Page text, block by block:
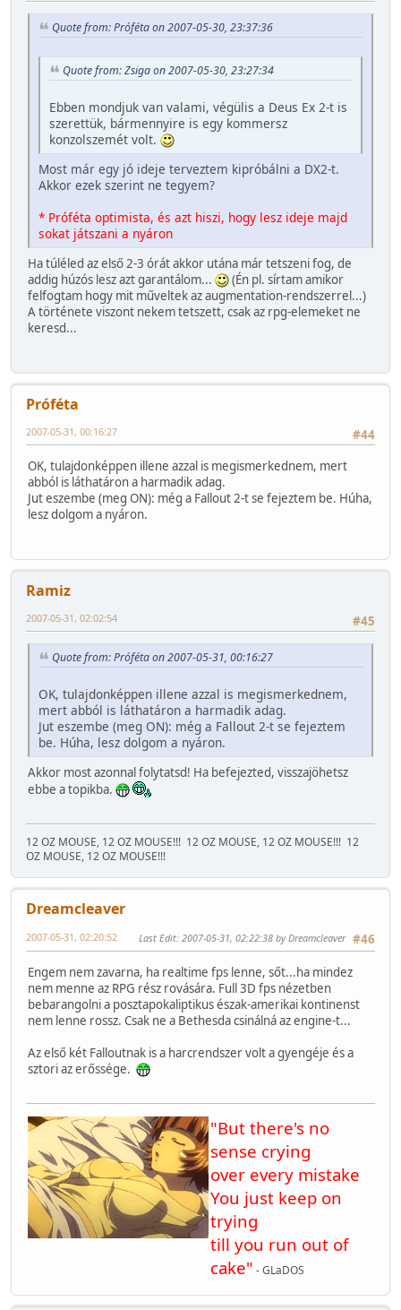
Quote from: Próféta on 2007-05-30, 23:37:36
Quote from: Zsiga on 2007-05-30, 23:27:34
Ebben mondjuk van valami, végülis a Deus Ex 2-t is
szerettük, bármennyire is egy kommersz
konzolszemét volt.
Most már egy jó ideje terveztem kipróbálni a DX2-t.
Akkor ezek szerint ne tegyem?
* Próféta optimista, és azt hiszi, hogy lesz ideje majd
sokat játszani a nyáron
Ha túléled az első 2-3 órát akkor utána már tetszeni fog, de
addig húzós lesz azt garantálom...
(Én pl. sírtam amikor
felfogtam hogy mit műveltek az augmentation-rendszerrel...)
A története viszont nekem tetszett, csak az rpg-elemeket ne
keresd...
Próféta
#44
2007-05-31, 00:16:27
OK, tulajdonképpen illene azzal is megismerkednem, mert
abból is láthatáron a harmadik adag.
Jut eszembe (meg ON): még a Fallout 2-t se fejeztem be. Húha,
lesz dolgom a nyáron.
Ramiz
#45
2007-05-31, 02:02:54
Quote from: Próféta on 2007-05-31, 00:16:27
OK, tulajdonképpen illene azzal is megismerkednem,
mert abból is láthatáron a harmadik adag.
Jut eszembe (meg ON): még a Fallout 2-t se fejeztem
be. Húha, lesz dolgom a nyáron.
Akkor most azonnal folytatsd! Ha befejezted, visszajöhetsz
ebbe a topikba.
12 OZ MOUSE, 12 OZ MOUSE!!! 12 OZ MOUSE, 12 OZ MOUSE!!! 12
OZ MOUSE, 12 OZ MOUSE!!!
Dreamcleaver
#46
2007-05-31, 02:20:52 Last Edit: 2007-05-31, 02:22:38 by Dreamcleaver
Engem nem zavarna, ha realtime fps lenne, sőt...ha mindez
nem menne az RPG rész rovására. Full 3D fps nézetben
bebarangolni a posztapokaliptikus észak-amerikai kontinenst
nem lenne rossz. Csak ne a Bethesda csinálná az engine-t...
Az első két Falloutnak is a harcrendszer volt a gyengéje és a
sztori az erőssége.
"But there's no
sense crying
over every mistake
You just keep on
trying
till you run out of
cake" - GLaDOS